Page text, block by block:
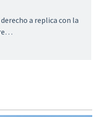
a replica con la